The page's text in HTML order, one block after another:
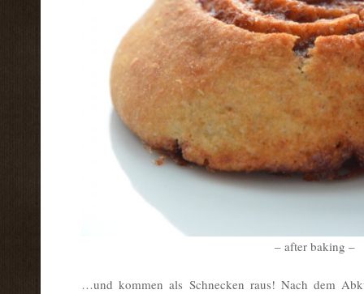
– after baking –
…und kommen als Schnecken raus! Nach dem